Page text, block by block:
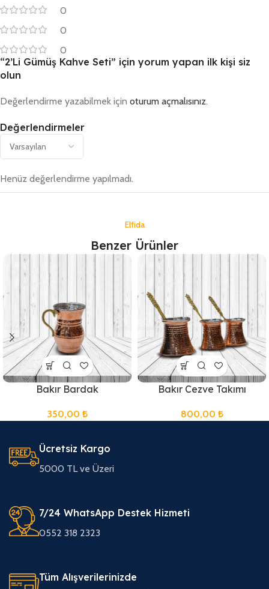
0
0
0
Değerlendirmeler
Henüz değerlendirme yapılmadı.
“2’Li Gümüş Kahve Seti” için yorum yapan ilk kişi siz
olun
Değerlendirme yazabilmek için oturum açmalısınız.
Elfida
Benzer Ürünler
Bakır Bardak
350,00 ₺
Bakır Cezve Takımı
800,00 ₺
Ücretsiz Kargo
5000 TL ve Üzeri
7/24 WhatsApp Destek Hizmeti
0552 318 2323
Tüm Alışverilerinizde